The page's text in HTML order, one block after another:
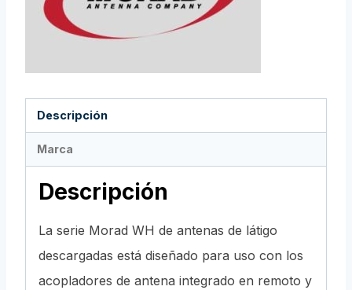
Descripción
Marca
Descripción
La serie Morad WH de antenas de látigo
descargadas está diseñado para uso con los
acopladores de antena integrado en remoto y